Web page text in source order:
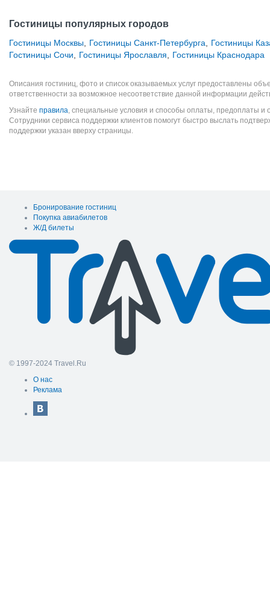
Гостиницы популярных городов
Гостиницы Москвы Гостиницы Санкт-Петербурга
Гостиницы
Гостиницы Сочи
Гостиницы Ярославля Гостиницы Краснодара
Описания гостиниц, фото и список оказываемых услуг предоставлены
ответственности за возможное несоответствие данной информации
Узнайте правила, специальные условия и способы оплаты, предоплаты и
Сотрудники сервиса поддержки клиентов помогут быстро выслать
поддержки указан вверху страницы.
Бронирование гостиниц
Покупка авиабилетов
Ж/Д билеты
© 1997-2024 Travel.Ru
О нас
Реклама